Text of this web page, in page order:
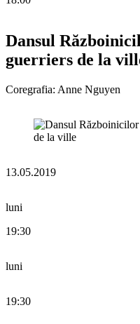
Dansul
guerriers de la
Coregrafia: Anne Nguyen
13.05.2019
luni
19:30
luni
19:30